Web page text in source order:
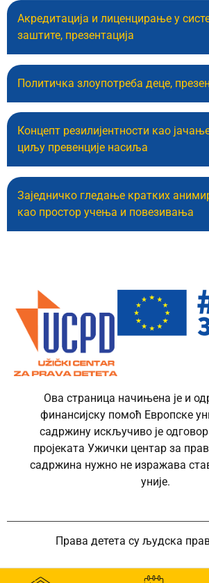
Акредитација и лиценцирање у
заштите, презентација
Политичка злоупотреба деце,
Концепт резилијентности као
циљу превенције насиља
Заједничко гледање кратких
као простор учења и повезивања
Ова страница начињена је и
финансијску помоћ Европске
садржину искључиво је
пројеката Ужички центар за
садржина нужно не изражава
уније.
Права детета су људска